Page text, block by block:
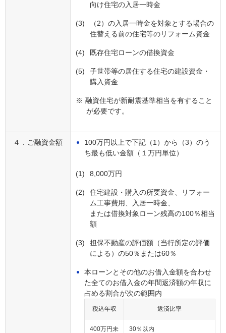
向け住宅の入居一時金
(3)
（2）の入居一時金を対象とする場合の
住替える前の住宅等のリフォーム資金
(4) 既存住宅ローンの借換資金
(5)
子世帯等の居住する住宅の建設資金・
購入資金
※ 融資住宅が新耐震基準相当を有すること
が必要です。
４．ご融資金額
100万円以上で下記（1）から（3）のう
ち最も低い金額（１万円単位）
(1) 8,000万円
(2)
住宅建設・購入の所要資金、リフォー
ム工事費用、入居一時金、
または借換対象ローン残高の100％相当
額
(3)
担保不動産の評価額（当行所定の評価
による）の50％または60％
本ローンとその他のお借入金額を合わせ
た全てのお借入金の年間返済額の年収に
占める割合が次の範囲内
税込年収 返済比率
400万円未
30％以内